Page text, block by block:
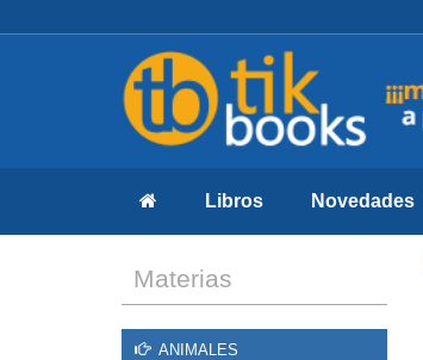
Libros Novedades
Materias
ANIMALES